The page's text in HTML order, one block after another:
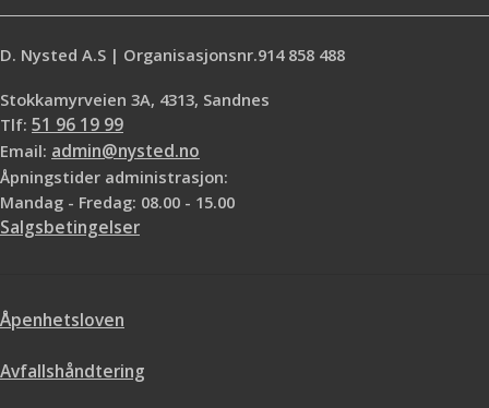
D. Nysted A.S | Organisasjonsnr.914 858 488
Stokkamyrveien 3A, 4313, Sandnes
Tlf: 51 96 19 99
Email: admin@nysted.no
Åpningstider administrasjon:
Mandag - Fredag: 08.00 - 15.00
Salgsbetingelser
Åpenhetsloven
Avfallshåndtering